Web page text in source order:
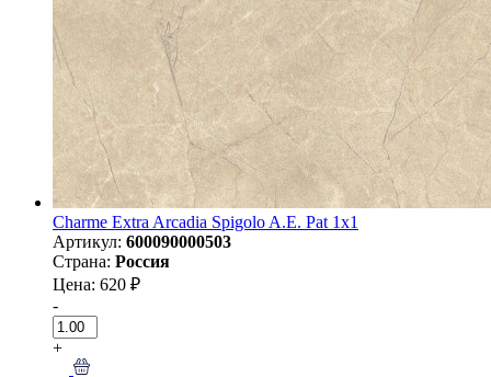
Charme Extra Arcadia Spigolo A.E. Pat 1x1
Артикул: 600090000503
Страна: Россия
Цена: 620 ₽
-
+